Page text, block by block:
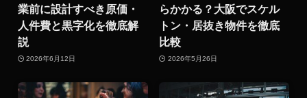
業前に設計すべき原価・
人件費と黒字化を徹底解
説
2026年6月12日
らかかる？大阪でスケル
トン・居抜き物件を徹底
比較
2026年5月26日